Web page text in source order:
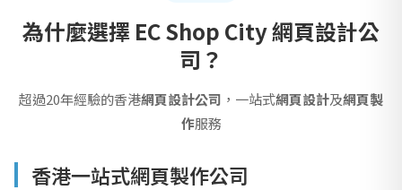
為什麼選擇 EC Shop City 網頁設計公
司？
超過20年經驗的香港網頁設計公司 ，一站式網頁設計及網頁製
作服務
香港一站式網頁製作公司